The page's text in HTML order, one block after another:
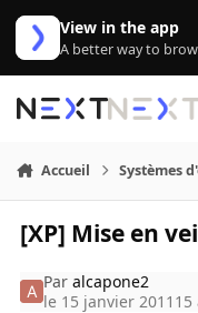
Aller au contenu
View in the app
A better way to
Accueil Systèmes
[XP] Mise en
Paralcapone2
le 15 janvier 2011 15